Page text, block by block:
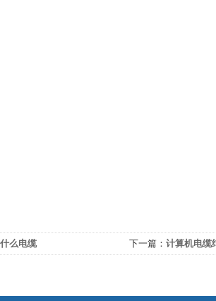
么电缆 下一篇： 计算机电缆